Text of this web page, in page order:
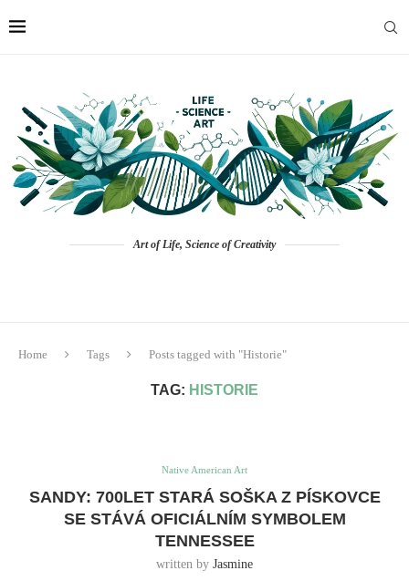
Art of Life, Science of Creativity
Home Tags Posts tagged with "Historie"
TAG: HISTORIE
Native American Art
SANDY: 700LET STARÁ SOŠKA Z PÍSKOVCE
SE STÁVÁ OFICIÁLNÍM SYMBOLEM
TENNESSEE
written by Jasmine